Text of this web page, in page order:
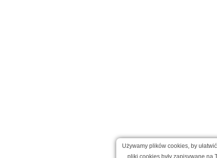
Używamy plików cookies, by
pliki cookies były zapisywane na